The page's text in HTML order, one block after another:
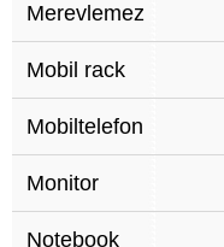
Merevlemez
Mobil rack
Mobiltelefon
Monitor
Notebook